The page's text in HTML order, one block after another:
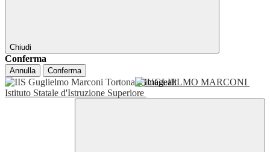
Chiudi
Conferma
Annulla Conferma
GUGLIELMO MARCONI
Istituto Statale d'Istruzione Superiore